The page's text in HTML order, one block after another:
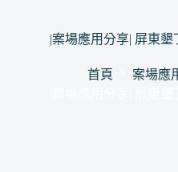
|案場應用分享| 屏東
首頁
案場應